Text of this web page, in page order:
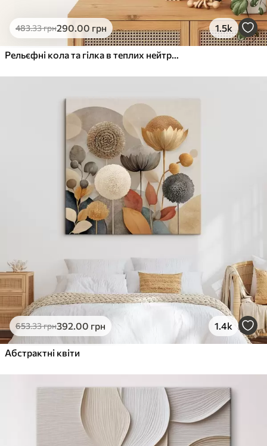
483.33грн290.00 грн 1.5k
Рельєфні кола та гілка в теплих нейтральних тонах
653.33грн392.00 грн 1.4k
Абстрактні квіти